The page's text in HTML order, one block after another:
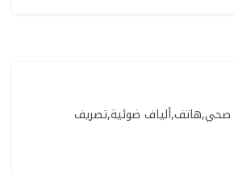
صحي,هاتف,ألياف ضوئية,تصريف